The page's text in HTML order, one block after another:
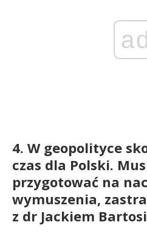
4. W geopolityce
czas dla Polski.
przygotować na
wymuszenia,
z dr Jackiem